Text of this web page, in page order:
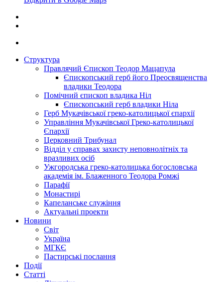
Структура
Правлячий Єпископ Теодор Мацапула
Єпископський герб його Преосвященства
владики Теодора
Помічний єпископ владика Ніл
Єпископський герб владики Ніла
Герб Мукачівської греко-католицької єпархії
Управління Мукачівської Греко-католицької
Єпархії
Церковний Трибунал
Відділ у справах захисту неповнолітніх та
вразливих осіб
Ужгородська греко-католицька богословська
академія ім. Блаженного Теодора Ромжі
Парафії
Монастирі
Капеланське служіння
Актуальні проекти
Новини
Світ
Україна
МГКЄ
Пастирські послання
Події
Статті